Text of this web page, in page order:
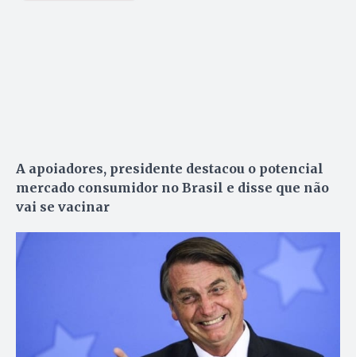
A apoiadores, presidente destacou o potencial
mercado consumidor no Brasil e disse que não
vai se vacinar